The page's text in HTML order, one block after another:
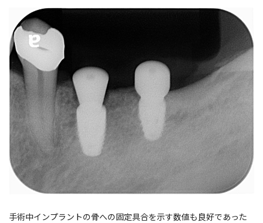
手術中インプラントの骨への固定具合を示す数値も良好であった